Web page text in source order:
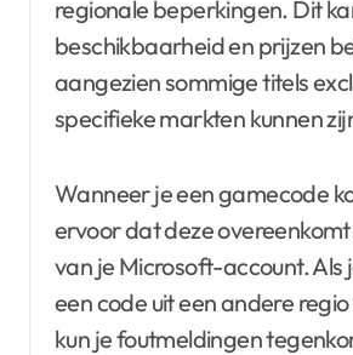
regionale beperkingen. Dit
beschikbaarheid en prijzen
aangezien sommige titels
specifieke markten kunnen
Wanneer je een gamecode
ervoor dat deze
van je Microsoft-account. Als
een code uit een andere regio
kun je foutmeldingen